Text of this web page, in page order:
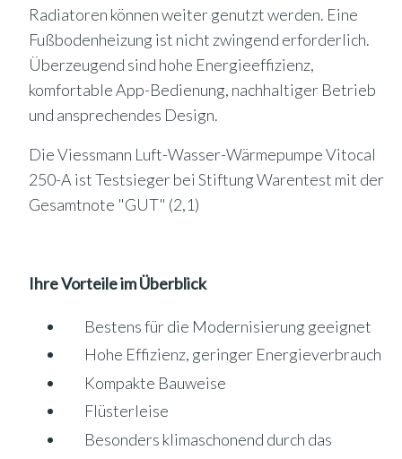
Radiatoren können weiter genutzt werden. Eine
Fußbodenheizung ist nicht zwingend erforderlich.
Überzeugend sind hohe Energieeffizienz,
komfortable App-Bedienung, nachhaltiger Betrieb
und ansprechendes Design.
Die Viessmann Luft-Wasser-Wärmepumpe Vitocal
250-A ist Testsieger bei Stiftung Warentest mit der
Gesamtnote "GUT" (2,1)
Ihre Vorteile im Überblick
Bestens für die Modernisierung geeignet
Hohe Effizienz, geringer Energieverbrauch
Kompakte Bauweise
Flüsterleise
Besonders klimaschonend durch das